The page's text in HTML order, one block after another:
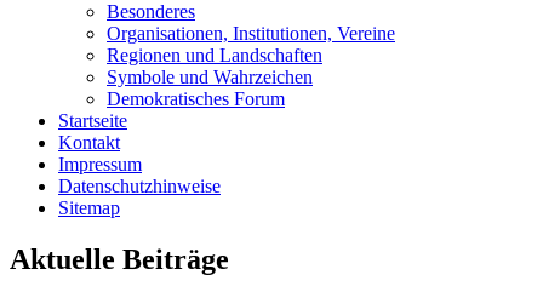
Besonderes
Organisationen, Institutionen, Vereine
Regionen und Landschaften
Symbole und Wahrzeichen
Demokratisches Forum
Startseite
Kontakt
Impressum
Datenschutzhinweise
Sitemap
Aktuelle Beiträge